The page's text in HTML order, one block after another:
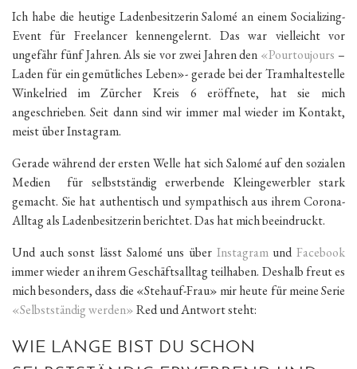
Ich habe die heutige Ladenbesitzerin Salomé an einem Socializing-
Event für Freelancer kennengelernt. Das war vielleicht vor
ungefähr fünf Jahren. Als sie vor zwei Jahren den «Pourtoujours –
Laden für ein gemütliches Leben»- gerade bei der Tramhaltestelle
Winkelried im Zürcher Kreis 6 eröffnete, hat sie mich
angeschrieben. Seit dann sind wir immer mal wieder im Kontakt,
meist über Instagram.
Gerade während der ersten Welle hat sich Salomé auf den sozialen
Medien für selbstständig erwerbende Kleingewerbler stark
gemacht. Sie hat authentisch und sympathisch aus ihrem Corona-
Alltag als Ladenbesitzerin berichtet. Das hat mich beeindruckt.
Und auch sonst lässt Salomé uns über InstagramundFacebook
immer wieder an ihrem Geschäftsalltag teilhaben. Deshalb freut es
mich besonders, dass die «Stehauf-Frau» mir heute für meine Serie
«Selbstständig werden»Red und Antwort steht:
WIE LANGE BIST DU SCHON